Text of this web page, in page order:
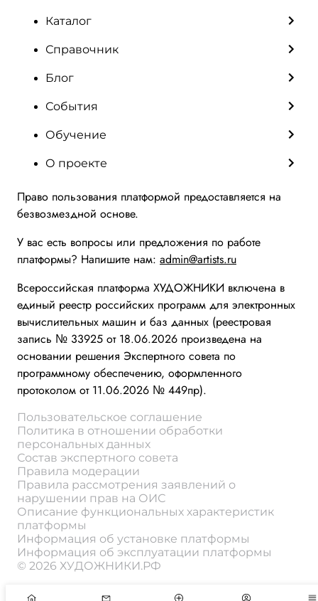
Каталог
Справочник
Блог
События
Обучение
О проекте
Право пользования платформой предоставляется на
безвозмездной основе.
У вас есть вопросы или предложения по работе
платформы? Напишите нам: admin@artists.ru
Всероссийская платформа ХУДОЖНИКИ включена в
единый реестр российских программ для электронных
вычислительных машин и баз данных (реестровая
запись № 33925 от 18.06.2026 произведена на
основании решения Экспертного совета по
программному обеспечению, оформленного
протоколом от 11.06.2026 № 449пр).
Пользовательское соглашение
Политика в отношении обработки
персональных данных
Состав экспертного совета
Правила модерации
Правила рассмотрения заявлений о
нарушении прав на ОИС
Описание функциональных характеристик
платформы
Информация об установке платформы
Информация об эксплуатации платформы
© 2026 ХУДОЖНИКИ.РФ